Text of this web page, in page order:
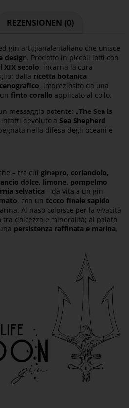
REZENSIONEN (0)
gin artigianale italiano che unisce
design. Prodotto in piccoli lotti con
XIX secolo, incarna la cura
dalla ricetta botanica
, impreziosito da una
finto corallo applicato al collo.
messaggio potente: „The Sea is
infatti devoluto a Sea Shepherd
nella difesa degli oceani e
– tra cui ginepro, coriandolo,
dolce, limone, pompelmo
selvatica – dà vita a un gin
, con un tocco finale sapido
Al naso colpisce per la vivacità
tra dolcezza e mineralità; al palato
persistenza raffinata e marina.